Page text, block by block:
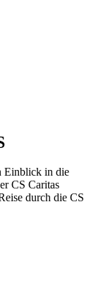
Einblick in die
CS Caritas
durch die CS